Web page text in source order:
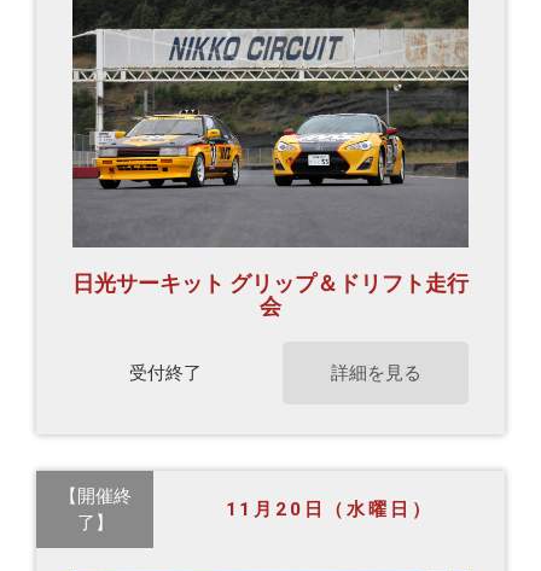
日光サーキット グリップ＆ドリフト走行
会
受付終了 詳細を見る
【開催終
了】
11月20日（水曜日）